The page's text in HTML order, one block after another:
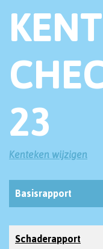
23
Kenteken wijzigen
Basisrapport
Schaderapport